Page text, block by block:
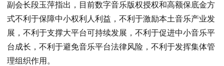
副会长段玉萍指出，目前数字音乐版权授权和高额保底金方
式不利于保障中小权利人利益，不利于激励本土音乐产业发
展，不利于支撑大平台可持续发展，不利于促进中小音乐平
台成长，不利于避免音乐平台法律风险，不利于发挥集体管
理组织作用。